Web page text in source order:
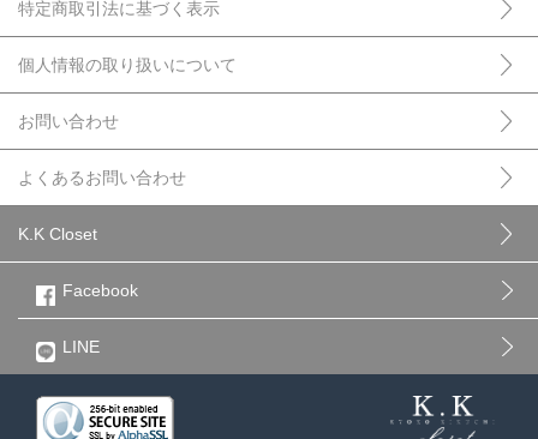
特定商取引法に基づく表示
個人情報の取り扱いについて
お問い合わせ
よくあるお問い合わせ
K.K Closet
Facebook
LINE